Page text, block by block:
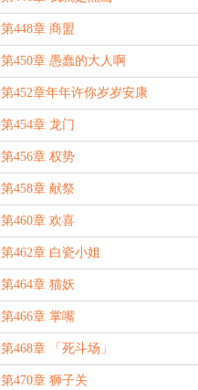
第448章 商盟
第450章 愚蠢的大人啊
第452章年年许你岁岁安康
第454章 龙门
第456章 权势
第458章 献祭
第460章 欢喜
第462章 白瓷小姐
第464章 猫妖
第466章 掌嘴
第468章 「死斗场」
第470章 狮子关